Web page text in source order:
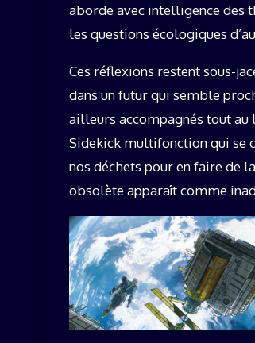
aborde avec intelligence des
les questions écologiques
Ces réflexions restent sous-
dans un futur qui semble
ailleurs accompagnés tout au
Sidekick multifonction qui se
nos déchets pour en faire de
obsolète apparaît comme